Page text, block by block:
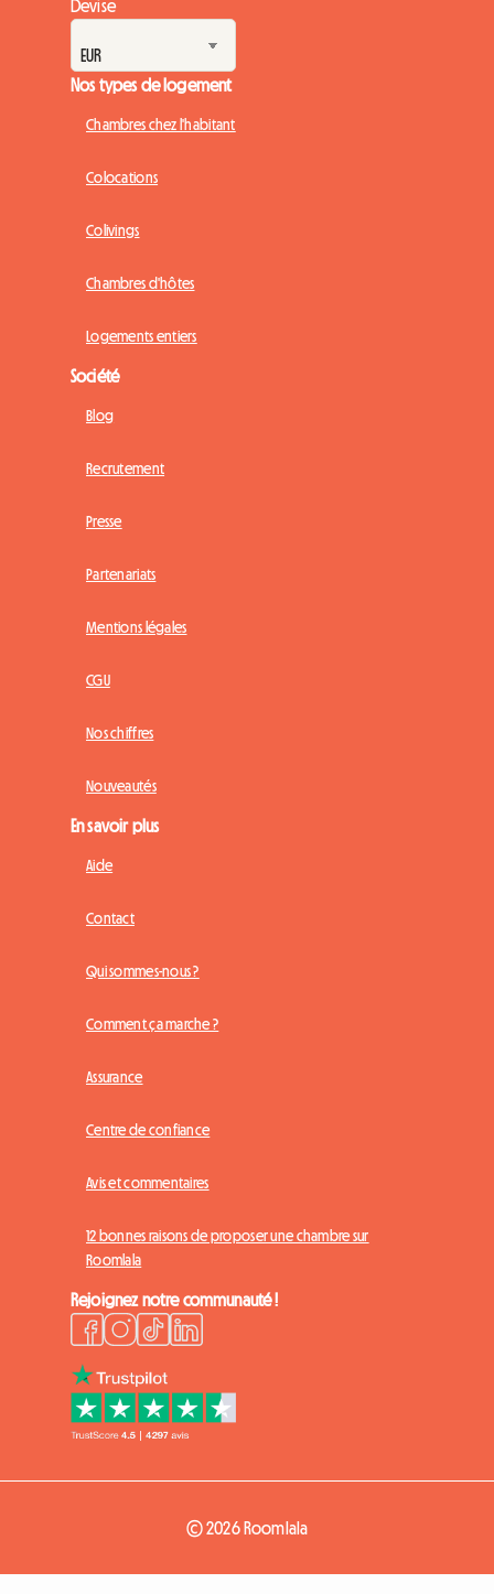
Devise
Nos types de logement
Chambres chez l'habitant
Colocations
Colivings
Chambres d'hôtes
Logements entiers
Société
Blog
Recrutement
Presse
Partenariats
Mentions légales
CGU
Nos chiffres
Nouveautés
En savoir plus
Aide
Contact
Qui sommes-nous ?
Comment ça marche ?
Assurance
Centre de confiance
Avis et commentaires
12 bonnes raisons de proposer une chambre sur
Roomlala
Rejoignez notre communauté !
© 2026 Roomlala